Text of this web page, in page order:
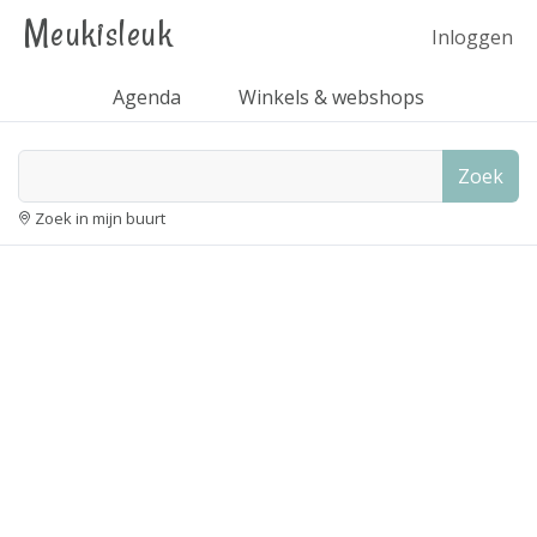
Meukisleuk Inloggen
Agenda Winkels & webshops
Zoek
Zoek in mijn buurt